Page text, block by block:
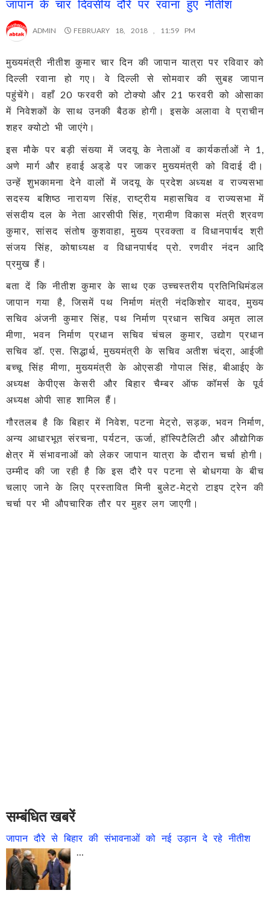
जापान के चार दिवसीय दौरे पर रवाना हुए नीतीश
ADMIN FEBRUARY 18, 2018 , 11:59 PM
मुख्यमंत्री नीतीश कुमार चार दिन की जापान यात्रा पर रविवार को
दिल्ली रवाना हो गए। वे दिल्ली से सोमवार की सुबह जापान
पहुंचेंगे। वहाँ 20 फरवरी को टोक्यो और 21 फरवरी को ओसाका
में निवेशकों के साथ उनकी बैठक होगी। इसके अलावा वे प्राचीन
शहर क्योटो भी जाएंगे।
इस मौके पर बड़ी संख्या में जदयू के नेताओं व कार्यकर्ताओं ने 1,
अणे मार्ग और हवाई अड्‌डे पर जाकर मुख्यमंत्री को विदाई दी।
उन्हें शुभकामना देने वालों में जदयू के प्रदेश अध्यक्ष व राज्यसभा
सदस्य बशिष्ठ नारायण सिंह, राष्ट्रीय महासचिव व राज्यसभा में
संसदीय दल के नेता आरसीपी सिंह, ग्रामीण विकास मंत्री श्रवण
कुमार, सांसद संतोष कुशवाहा, मुख्य प्रवक्ता व विधानपार्षद श्री
संजय सिंह, कोषाध्यक्ष व विधानपार्षद प्रो. रणवीर नंदन आदि
प्रमुख हैं।
बता दें कि नीतीश कुमार के साथ एक उच्चस्तरीय प्रतिनिधिमंडल
जापान गया है, जिसमें पथ निर्माण मंत्री नंदकिशोर यादव, मुख्य
सचिव अंजनी कुमार सिंह, पथ निर्माण प्रधान सचिव अमृत लाल
मीणा, भवन निर्माण प्रधान सचिव चंचल कुमार, उद्योग प्रधान
सचिव डॉ. एस. सिद्धार्थ, मुख्यमंत्री के सचिव अतीश चंद्रा, आईजी
बच्चू सिंह मीणा, मुख्यमंत्री के ओएसडी गोपाल सिंह, बीआईए के
अध्यक्ष केपीएस केसरी और बिहार चैम्बर ऑफ कॉमर्स के पूर्व
अध्यक्ष ओपी साह शामिल हैं।
गौरतलब है कि बिहार में निवेश, पटना मेट्रो, सड़क, भवन निर्माण,
अन्य आधारभूत संरचना, पर्यटन, ऊर्जा, हॉस्पिटैलिटी और औद्योगिक
क्षेत्र में संभावनाओं को लेकर जापान यात्रा के दौरान चर्चा होगी।
उम्मीद की जा रही है कि इस दौरे पर पटना से बोधगया के बीच
चलाए जाने के लिए प्रस्तावित मिनी बुलेट-मेट्रो टाइप ट्रेन की
चर्चा पर भी औपचारिक तौर पर मुहर लग जाएगी।
सम्बंधित खबरें
जापान दौरे से बिहार की संभावनाओं को नई उड़ान दे रहे नीतीश
…